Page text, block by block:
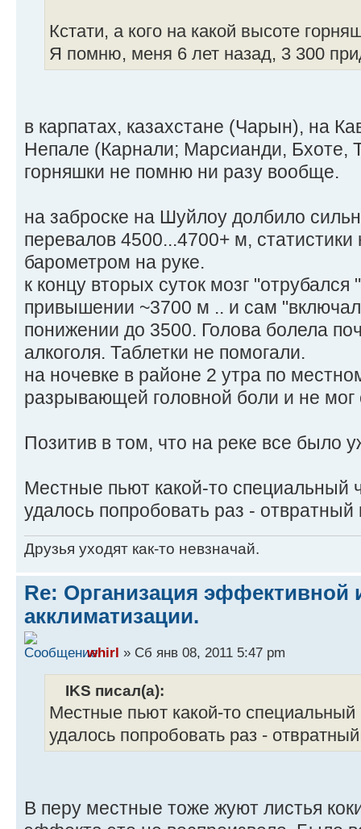
Кстати, а кого на какой высоте
Я помню, меня 6 лет назад, 3 300
в карпатах, казахстане (Чарын), на
Непале (Карнали; Марсианди, Бхоте,
горняшки не помню ни разу вообще.
на заброске на Шуйлоу долбило
перевалов 4500...4700+ м,
барометром на руке.
к концу вторых суток мозг
привышении ~3700 м .. и сам
понижении до 3500. Голова болела
алкоголя. Таблетки не помогали.
на ночевке в районе 2 утра по
разрывающей головной боли и не мог
Позитив в том, что на реке все было
Местные пьют какой-то специальный
удалось попробовать раз - отвратный
Друзья уходят как-то невзначай.
Re: Организация эффективной
акклиматизации.
whirl » Сб янв 08, 2011 5:47 pm
IKS писал(а):
Местные пьют какой-то специальный
удалось попробовать раз -
В перу местные тоже жуют листья